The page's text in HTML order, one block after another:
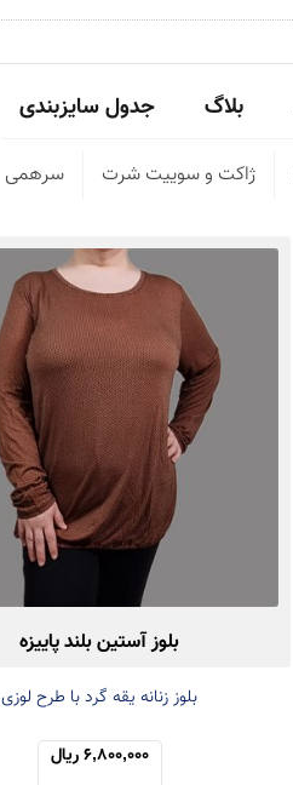
بلاگ جدول سایزبندی
ژاکت و سوییت شرت سرهمی
بلوز آستین بلند پاییزه
بلوز زنانه یقه گرد با طرح لوزی
6,800,000 ریال